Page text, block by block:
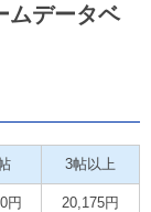
ムデータベ
3帖以上
円 20,175円